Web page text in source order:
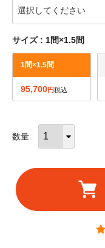
サイズ 1間×1.5間
1間×1.5間
95,700 税込